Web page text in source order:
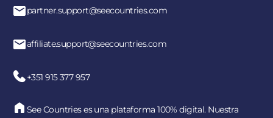
partner.support@seecountries.com
affiliate.support@seecountries.com
+351 915 377 957
See Countries es una plataforma 100% digital. Nuestra